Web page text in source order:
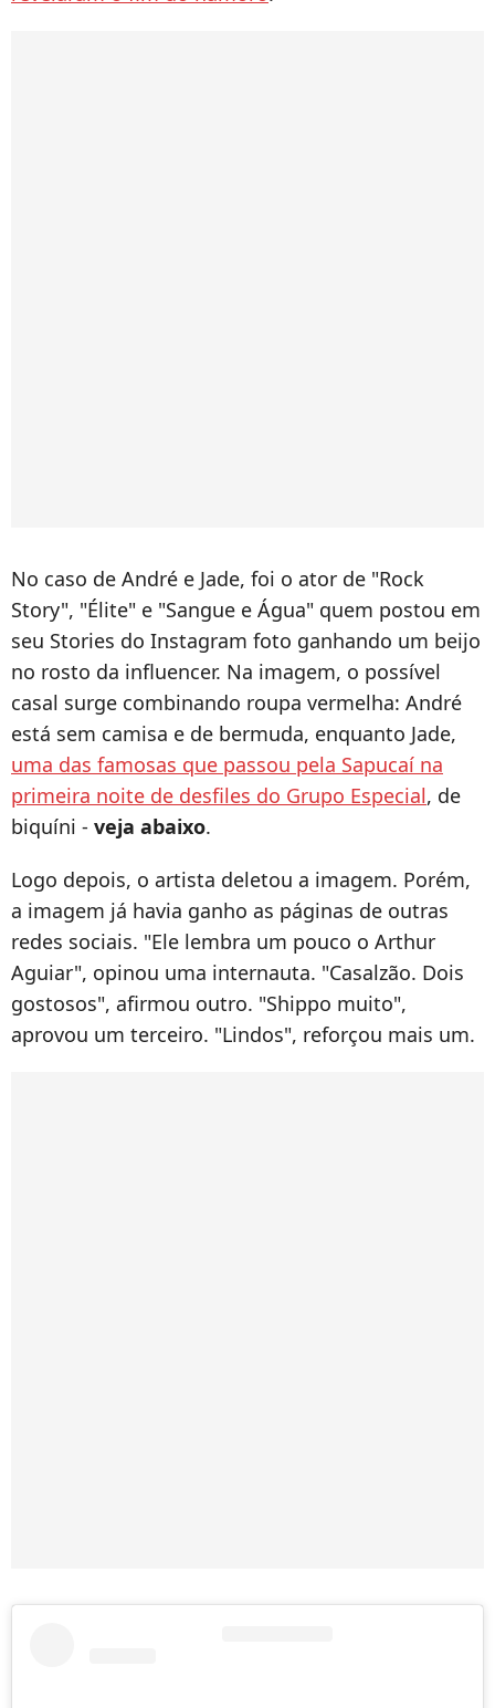
No caso de André e Jade, foi o ator de "Rock
Story", "Élite" e "Sangue e Água" quem postou em
seu Stories do Instagram foto ganhando um beijo
no rosto da influencer. Na imagem, o possível
casal surge combinando roupa vermelha: André
está sem camisa e de bermuda, enquanto Jade,
uma das famosas que passou pela Sapucaí na
primeira noite de desfiles do Grupo Especial, de
biquíni - veja abaixo.
Logo depois, o artista deletou a imagem. Porém,
a imagem já havia ganho as páginas de outras
redes sociais. "Ele lembra um pouco o Arthur
Aguiar", opinou uma internauta. "Casalzão. Dois
gostosos", afirmou outro. "Shippo muito",
aprovou um terceiro. "Lindos", reforçou mais um.